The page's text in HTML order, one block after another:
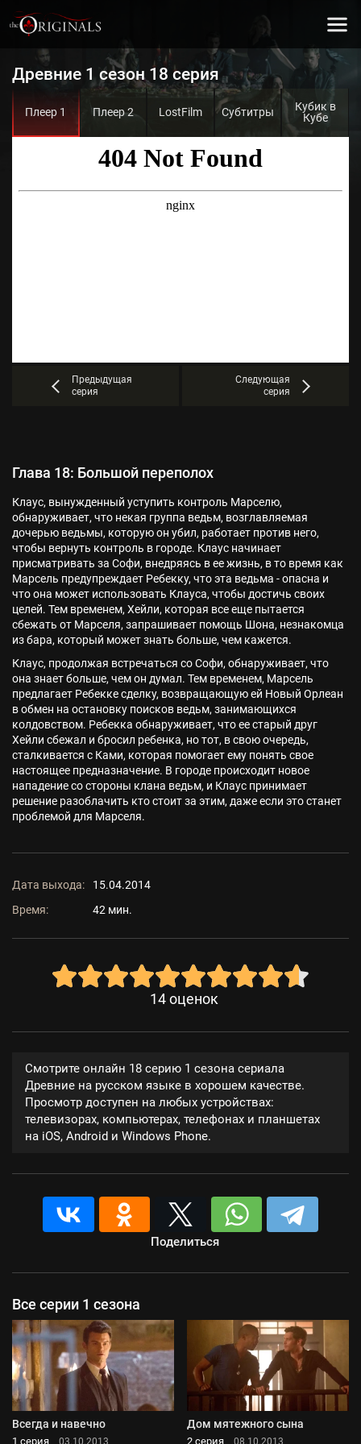
Древние 1 сезон 18 серия
Плеер 1 Плеер 2 LostFilm Субтитры
Кубик в
Кубе
Предыдущая
серия
Следующая
серия
Глава 18: Большой переполох
Клаус, вынужденный уступить контроль Марселю,
обнаруживает, что некая группа ведьм, возглавляемая
дочерью ведьмы, которую он убил, работает против него,
чтобы вернуть контроль в городе. Клаус начинает
присматривать за Софи, внедряясь в ее жизнь, в то время как
Марсель предупреждает Ребекку, что эта ведьма - опасна и
что она может использовать Клауса, чтобы достичь своих
целей. Тем временем, Хейли, которая все еще пытается
сбежать от Марселя, запрашивает помощь Шона, незнакомца
из бара, который может знать больше, чем кажется.
Клаус, продолжая встречаться со Софи, обнаруживает, что
она знает больше, чем он думал. Тем временем, Марсель
предлагает Ребекке сделку, возвращающую ей Новый Орлеан
в обмен на остановку поисков ведьм, занимающихся
колдовством. Ребекка обнаруживает, что ее старый друг
Хейли сбежал и бросил ребенка, но тот, в свою очередь,
сталкивается с Ками, которая помогает ему понять свое
настоящее предназначение. В городе происходит новое
нападение со стороны клана ведьм, и Клаус принимает
решение разоблачить кто стоит за этим, даже если это станет
проблемой для Марселя.
Дата выхода:
15.04.2014
Время:
42 мин.
14 оценок
Смотрите онлайн 18 серию 1 сезона сериала
Древние на русском языке в хорошем качестве.
Просмотр доступен на любых устройствах:
телевизорах, компьютерах, телефонах и планшетах
на iOS, Android и Windows Phone.
Поделиться
Все серии 1 сезона
Всегда и навечно
1 серия 03.10.2013
Дом мятежного сына
2 серия 08.10.2013